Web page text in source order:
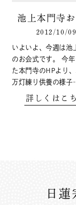
池上本門寺
2012/10/09
いよいよ、今週は池
のお会式です。 今年
た本門寺のHPより
万灯練り供養の様
詳しくはこ
日